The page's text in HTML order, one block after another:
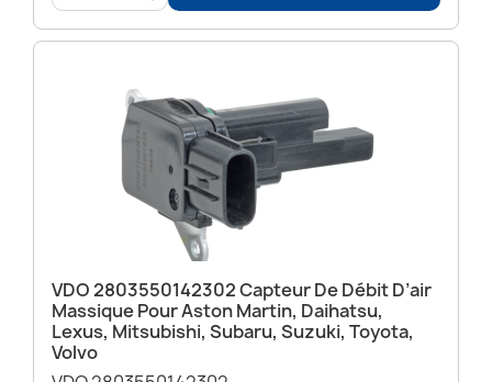
VDO 2803550142302 Capteur De Débit D’air
Massique Pour Aston Martin, Daihatsu,
Lexus, Mitsubishi, Subaru, Suzuki, Toyota,
Volvo